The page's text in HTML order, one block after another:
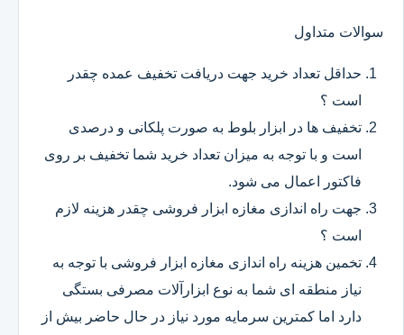
سوالات متداول
حداقل تعداد خرید جهت دریافت تخفیف عمده چقدر
است ؟
تخفیف ها در ابزار بلوط به صورت پلکانی و درصدی
است و با توجه به میزان تعداد خرید شما تخفیف بر روی
فاکتور اعمال می شود.
جهت راه اندازی مغازه ابزار فروشی چقدر هزینه لازم
است ؟
تخمین هزینه راه اندازی مغازه ابزار فروشی با توجه به
نیاز منطقه ای شما به نوع ابزارآلات مصرفی بستگی
دارد اما کمترین سرمایه مورد نیاز در حال حاضر بیش از